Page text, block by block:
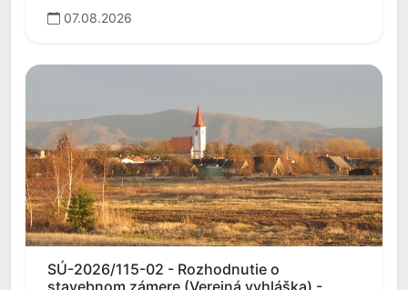
07.08.2026
SÚ-2026/115-02 - Rozhodnutie o
stavebnom zámere (Verejná vyhláška) -